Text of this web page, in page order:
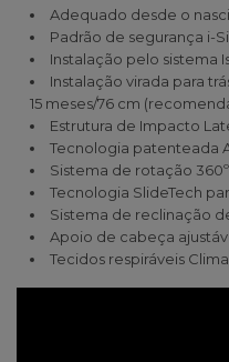
Adequado desde o
Padrão de segurança i-
Instalação pelo sistema
Instalação virada para
15 meses/76 cm
Estrutura de Impacto
Tecnologia patenteada
Sistema de rotação 360º
Tecnologia SlideTech
Sistema de reclinação
Apoio de cabeça
Tecidos respiráveis